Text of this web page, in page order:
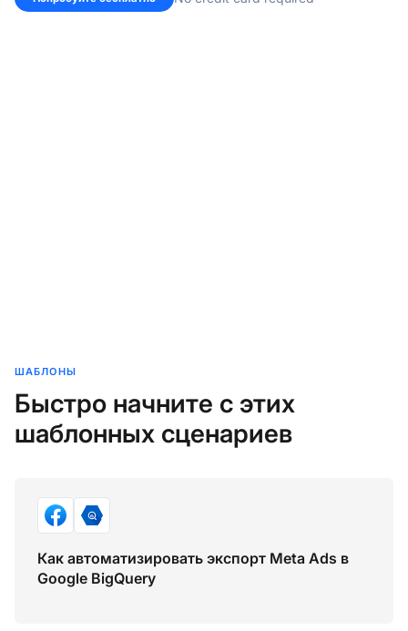
ШАБЛОНЫ
Быстро начните с этих
шаблонных сценариев
Как автоматизировать экспорт Meta Ads в
Google BigQuery